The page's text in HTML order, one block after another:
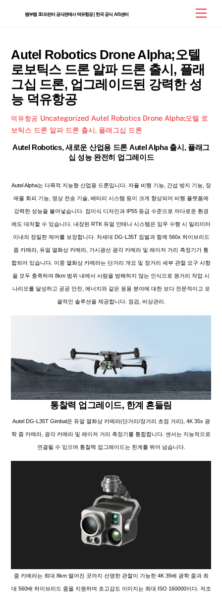
뱀부랩 3D프린터 공식판매사 덕유항공 | 한국 공식 A/S센터
Autel Robotics Drone Alpha;오텔
로보틱스 드론 알파 드론 출시, 플래
그십 드론, 업그레이드된 강력한 성
능 덕유항공
덕유항공 Uncategorized Autel Robotics Drone Alpha;오텔 로
보틱스 드론 알파 드론 출시, 플래그십 드론
Autel Robotics, 새로운 산업용 드론 Autel Alpha 출시, 플래그
십 성능 완전히 업그레이드
Autel Alpha는 다목적 지능형 산업용 드론입니다. 자율 비행 기능, 간섭 방지 기능, 장
애물 회피 기능, 영상 전송 기술, 배터리 시스템 등이 크게 향상되어 비행 플랫폼에
강력한 성능을 불어넣습니다. 접이식 디자인과 IP55 등급 수준으로 까다로운 환경
에도 대처할 수 있습니다. 내장된 RTK 듀얼 안테나 시스템은 임무 수행 시 밀리미터
이내의 정밀한 제어를 보장합니다. 차세대 DG-L35T 짐벌과 함께 560x 하이브리드
줌 카메라, 듀얼 열화상 카메라, 가시광선 광각 카메라 및 레이저 거리 측정기가 통
합되어 있습니다. 이중 열화상 카메라는 단거리 개요 및 장거리 세부 관찰 요구 사항
을 모두 충족하여 8km 범위 내에서 사람을 방해하지 않는 인식으로 원거리 작업 시
나리오를 달성하고 공공 안전, 에너지와 같은 응용 분야에 대한 보다 전문적이고 포
괄적인 솔루션을 제공합니다. 점검, 비상관리.
통찰력 업그레이드, 한계 흔들림
Autel DG-L35T Gimbal은 듀얼 열화상 카메라(단거리/장거리 초점 거리), 4K 35x 광
학 줌 카메라, 광각 카메라 및 레이저 거리 측정기를 통합합니다. 센서는 지능적으로
연결될 수 있으며 통찰력 업그레이드는 한계를 뛰어 넘습니다.
줌 카메라는 최대 8km 떨어진 곳까지 선명한 관찰이 가능한 4K 35배 광학 줌과 최
대 560배 하이브리드 줌을 지원하며 초고감도 이미지는 최대 ISO 160000이다. 저조